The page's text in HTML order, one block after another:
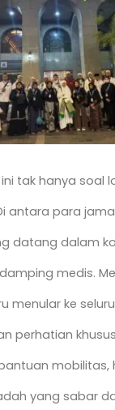
tak hanya soal
antara para
datang dalam
medis.
menular ke
perhatian
mobilitas,
yang sabar